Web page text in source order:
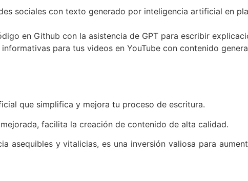
sociales con texto generado por inteligencia artificial en
en Github con la asistencia de GPT para escribir
para tus videos en YouTube con contenido
que simplifica y mejora tu proceso de escritura.
facilita la creación de contenido de alta calidad.
asequibles y vitalicias, es una inversión valiosa para